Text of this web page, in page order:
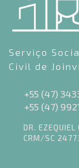
Serviço
Civil de
+55 (47)
+55 (47)
DR.
CRM/SC